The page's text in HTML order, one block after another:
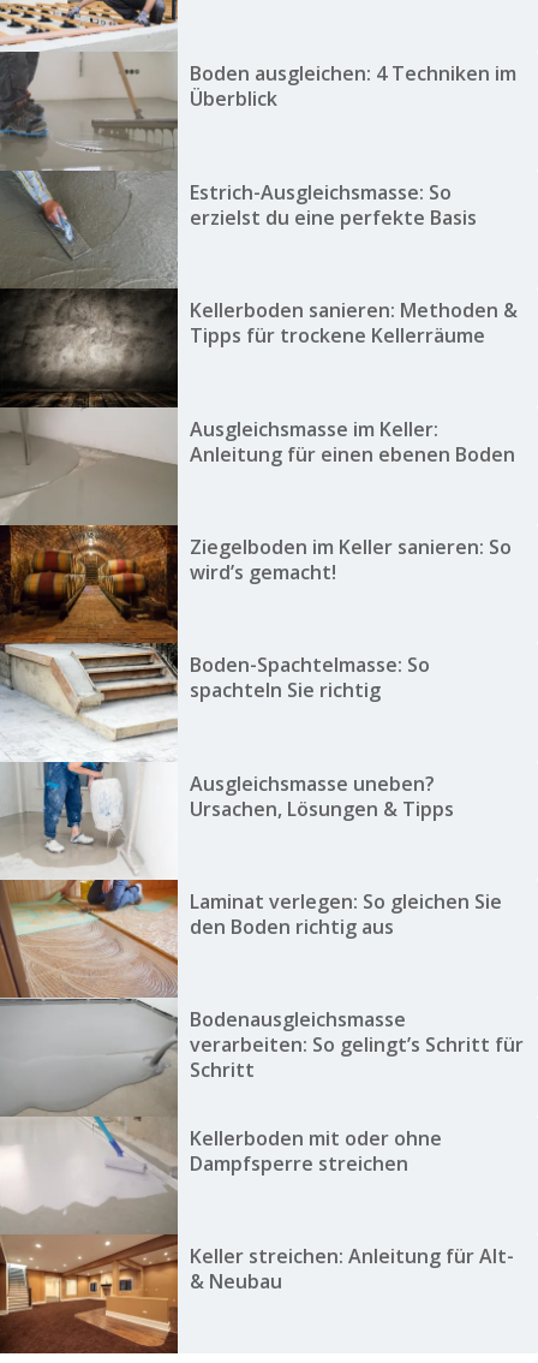
Boden ausgleichen: 4 Techniken im
Überblick
Estrich-Ausgleichsmasse: So
erzielst du eine perfekte Basis
Kellerboden sanieren: Methoden &
Tipps für trockene Kellerräume
Ausgleichsmasse im Keller:
Anleitung für einen ebenen Boden
Ziegelboden im Keller sanieren: So
wird’s gemacht!
Boden-Spachtelmasse: So
spachteln Sie richtig
Ausgleichsmasse uneben?
Ursachen, Lösungen & Tipps
Laminat verlegen: So gleichen Sie
den Boden richtig aus
Bodenausgleichsmasse
verarbeiten: So gelingt’s Schritt für
Schritt
Kellerboden mit oder ohne
Dampfsperre streichen
Keller streichen: Anleitung für Alt-
& Neubau